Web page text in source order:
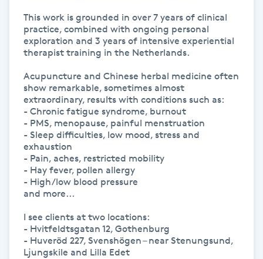
Keratinbehandling
Kinesiologi
Kinesisk medicin
Kiropraktik
Klangmassage
Klippning
Klippning & Slingor
Klippning ungdom
This work is grounded in over 7 years of clinical
practice, combined with ongoing personal
exploration and 3 years of intensive experiential
therapist training in the Netherlands.
Acupuncture and Chinese herbal medicine often
show remarkable, sometimes almost
extraordinary, results with conditions such as:
- Chronic fatigue syndrome, burnout
- PMS, menopause, painful menstruation
- Sleep difficulties, low mood, stress and
exhaustion
- Pain, aches, restricted mobility
- Hay fever, pollen allergy
- High/low blood pressure
and more...
I see clients at two locations:
- Hvitfeldtsgatan 12, Gothenburg
- Huveröd 227, Svenshögen – near Stenungsund,
Ljungskile and Lilla Edet